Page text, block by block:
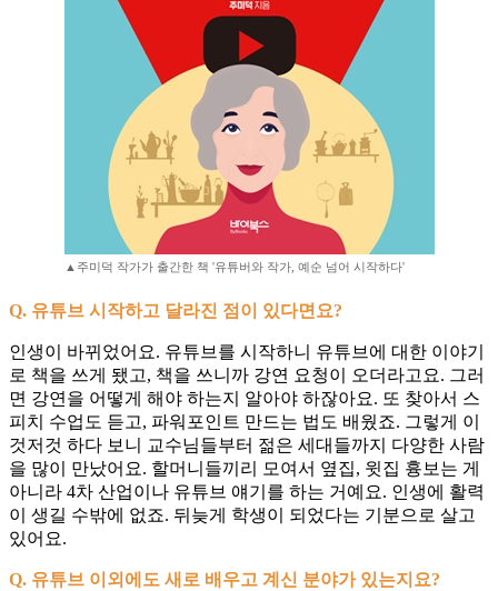
▲주미덕 작가가 출간한 책 '유튜버와 작가, 예순 넘어 시작하다'
Q. 유튜브 시작하고 달라진 점이 있다면요?
인생이 바뀌었어요. 유튜브를 시작하니 유튜브에 대한 이야기
로 책을 쓰게 됐고, 책을 쓰니까 강연 요청이 오더라고요. 그러
면 강연을 어떻게 해야 하는지 알아야 하잖아요. 또 찾아서 스
피치 수업도 듣고, 파워포인트 만드는 법도 배웠죠. 그렇게 이
것저것 하다 보니 교수님들부터 젊은 세대들까지 다양한 사람
을 많이 만났어요. 할머니들끼리 모여서 옆집, 윗집 흉보는 게
아니라 4차 산업이나 유튜브 얘기를 하는 거예요. 인생에 활력
이 생길 수밖에 없죠. 뒤늦게 학생이 되었다는 기분으로 살고
있어요.
Q. 유튜브 이외에도 새로 배우고 계신 분야가 있는지요?